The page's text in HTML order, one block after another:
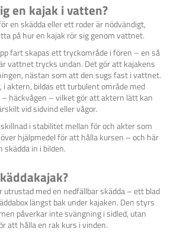
en kajak i vatten?
en skädda eller ett roder är nödvändigt,
på hur en kajak rör sig genom vattnet.
fart skapas ett tryckområde i fören – en så
vattnet trycks undan. Det gör att kajakens
nästan som att den sugs fast i vattnet.
i aktern, bildas ett turbulent område med
häckvågen – vilket gör att aktern lätt kan
vid sidvind eller vågor.
i stabilitet mellan för och akter som
hjälpmedel för att hålla kursen – och här
skädda in i bilden.
utrustad med en nedfällbar skädda – ett blad
längst bak under kajaken. Den styrs
påverkar inte svängning i sidled, utan
att hålla en rak kurs i vinden.